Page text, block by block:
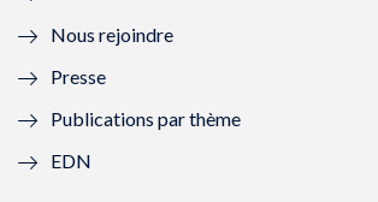
l
f
e
Nous rejoindre
Presse
Publications par thème
EDN